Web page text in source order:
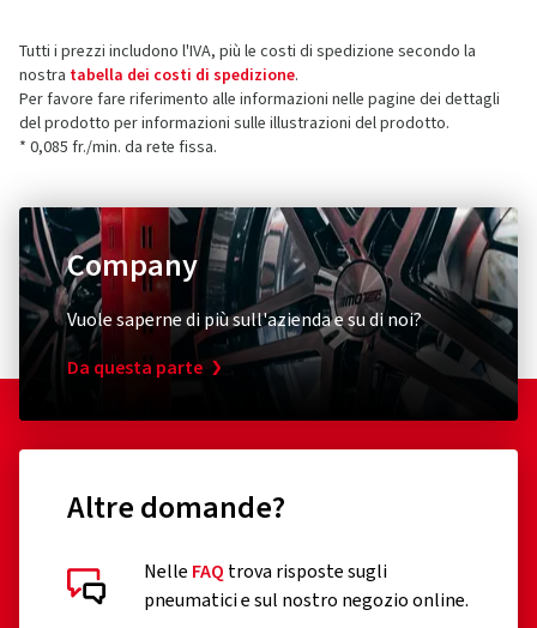
Tutti i prezzi includono l'IVA, più le costi di spedizione secondo la
nostra tabella dei costi di spedizione.
Per favore fare riferimento alle informazioni nelle pagine dei dettagli
del prodotto per informazioni sulle illustrazioni del prodotto.
* 0,085 fr./min. da rete fissa.
Company
Vuole saperne di più sull'azienda e su di noi?
Da questa parte
Altre domande?
Nelle FAQ trova risposte sugli
pneumatici e sul nostro negozio online.